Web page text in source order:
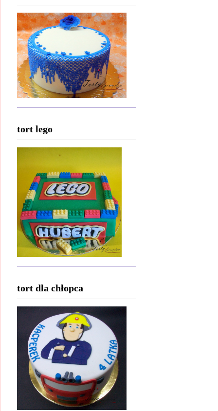
tort lego
tort dla chłopca